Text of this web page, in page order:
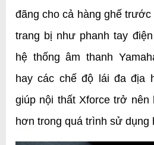
đãng cho cả hàng ghế
trang bị như phanh tay
hệ thống âm thanh
hay các chế độ lái đa địa
giúp nội thất Xforce trở nên
hơn trong quá trình sử dụng